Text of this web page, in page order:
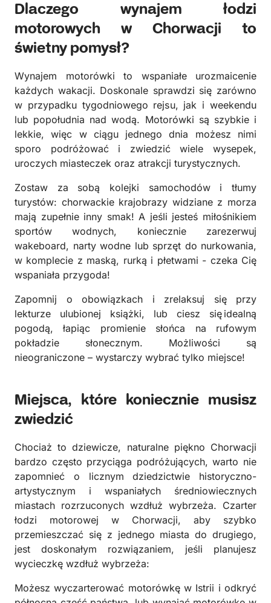
Dlaczego wynajem łodzi
motorowych w Chorwacji to
świetny pomysł?
Wynajem motorówki to wspaniałe urozmaicenie
każdych wakacji. Doskonale sprawdzi się zarówno
w przypadku tygodniowego rejsu, jak i weekendu
lub popołudnia nad wodą. Motorówki są szybkie i
lekkie, więc w ciągu jednego dnia możesz nimi
sporo podróżować i zwiedzić wiele wysepek,
uroczych miasteczek oraz atrakcji turystycznych.
Zostaw za sobą kolejki samochodów i tłumy
turystów: chorwackie krajobrazy widziane z morza
mają zupełnie inny smak! A jeśli jesteś miłośnikiem
sportów wodnych, koniecznie zarezerwuj
wakeboard, narty wodne lub sprzęt do nurkowania,
w komplecie z maską, rurką i płetwami - czeka Cię
wspaniała przygoda!
Zapomnij o obowiązkach i zrelaksuj się przy
lekturze ulubionej książki, lub ciesz się idealną
pogodą, łapiąc promienie słońca na rufowym
pokładzie słonecznym. Możliwości są
nieograniczone – wystarczy wybrać tylko miejsce!
Miejsca, które koniecznie musisz
zwiedzić
Chociaż to dziewicze, naturalne piękno Chorwacji
bardzo często przyciąga podróżujących, warto nie
zapomnieć o licznym dziedzictwie historyczno-
artystycznym i wspaniałych średniowiecznych
miastach rozrzuconych wzdłuż wybrzeża. Czarter
łodzi motorowej w Chorwacji, aby szybko
przemieszczać się z jednego miasta do drugiego,
jest doskonałym rozwiązaniem, jeśli planujesz
wycieczkę wzdłuż wybrzeża:
Możesz wyczarterować motorówkę w Istrii i odkryć